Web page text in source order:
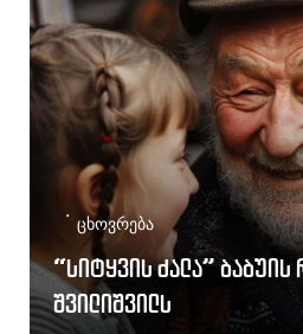
ცხოვრება
“სიტყვის ძალა” ბაბუის
შვილიშვილს